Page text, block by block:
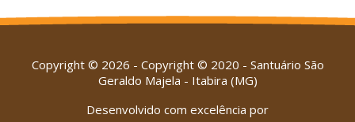
Copyright © 2026 - Copyright © 2020 - Santuário São
Geraldo Majela - Itabira (MG)
Desenvolvido com excelência por